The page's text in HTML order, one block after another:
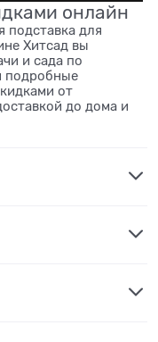
онлайн
подставка для
Хитсад вы
и сада по
подробные
от
до дома и